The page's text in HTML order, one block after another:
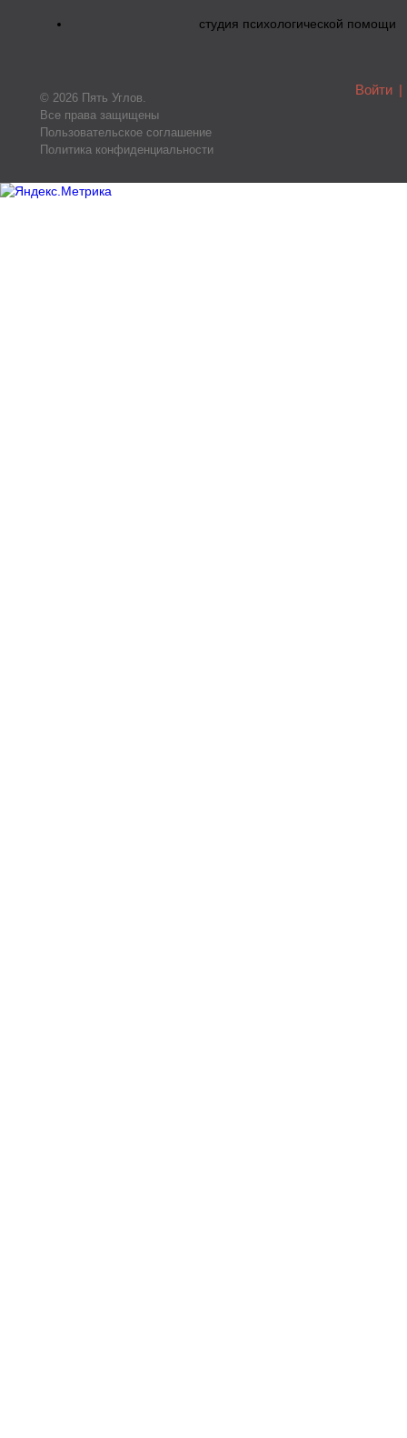
студия психологической помощи
© 2026 Пять Углов.
Все права защищены
Пользовательское соглашение
Политика конфиденциальности
Войти